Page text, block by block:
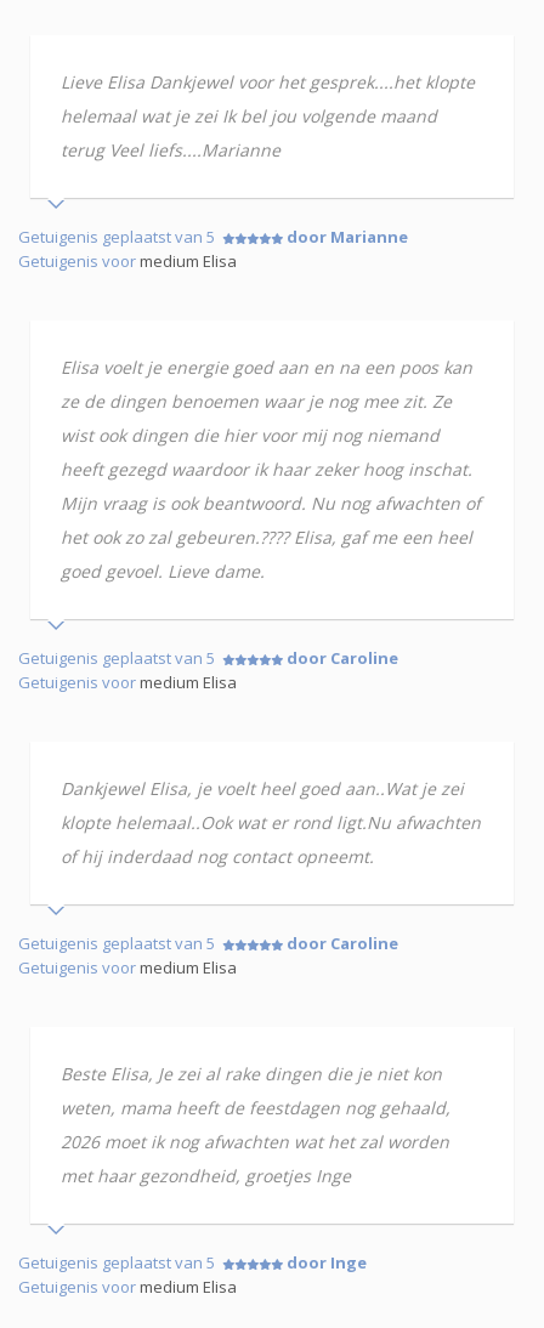
Lieve Elisa Dankjewel voor het gesprek....het klopte
helemaal wat je zei Ik bel jou volgende maand
terug Veel liefs....Marianne
Getuigenis geplaatst van 5
door Marianne
Getuigenis voormedium Elisa
Elisa voelt je energie goed aan en na een poos kan
ze de dingen benoemen waar je nog mee zit. Ze
wist ook dingen die hier voor mij nog niemand
heeft gezegd waardoor ik haar zeker hoog inschat.
Mijn vraag is ook beantwoord. Nu nog afwachten of
het ook zo zal gebeuren.???? Elisa, gaf me een heel
goed gevoel. Lieve dame.
Getuigenis geplaatst van 5
door Caroline
Getuigenis voormedium Elisa
Dankjewel Elisa, je voelt heel goed aan..Wat je zei
klopte helemaal..Ook wat er rond ligt.Nu afwachten
of hij inderdaad nog contact opneemt.
Getuigenis geplaatst van 5
door Caroline
Getuigenis voormedium Elisa
Beste Elisa, Je zei al rake dingen die je niet kon
weten, mama heeft de feestdagen nog gehaald,
2026 moet ik nog afwachten wat het zal worden
met haar gezondheid, groetjes Inge
Getuigenis geplaatst van 5
door Inge
Getuigenis voormedium Elisa